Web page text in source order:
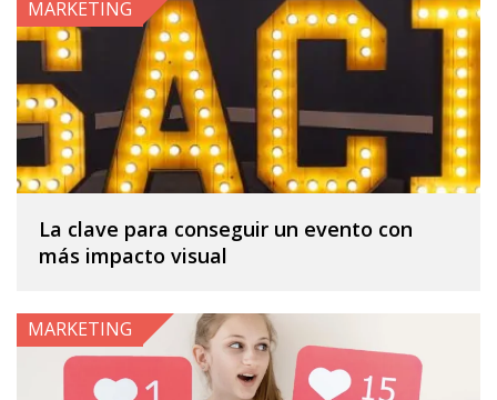
La clave para conseguir un evento con
más impacto visual
MARKETING
MARKETING